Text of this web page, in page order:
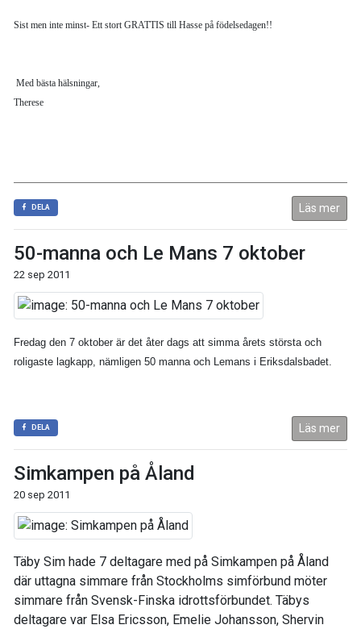
Sist men inte minst- Ett stort GRATTIS till Hasse på födelsedagen!!
Med bästa hälsningar,
Therese
DELA Läs mer
50-manna och Le Mans 7 oktober
22 sep 2011
Fredag den 7 oktober är det åter dags att simma årets största och
roligaste lagkapp, nämligen 50 manna och Lemans i Eriksdalsbadet.
DELA Läs mer
Simkampen på Åland
20 sep 2011
Täby Sim hade 7 deltagare med på Simkampen på Åland
där uttagna simmare från Stockholms simförbund möter
simmare från Svensk-Finska idrottsförbundet. Täbys
deltagare var Elsa Ericsson, Emelie Johansson, Shervin